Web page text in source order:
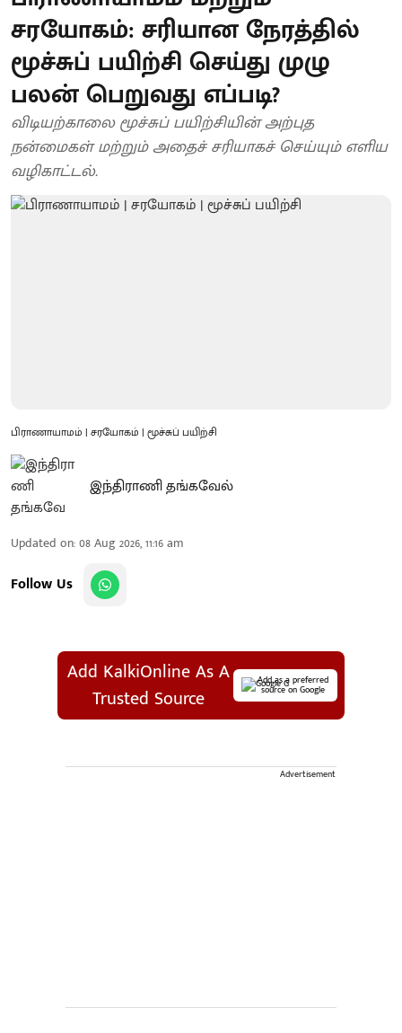
சரயோகம்: சரியான நேரத்தில்
மூச்சுப் பயிற்சி செய்து முழு
பலன் பெறுவது எப்படி?
விடியற்காலை மூச்சுப் பயிற்சியின் அற்புத
நன்மைகள் மற்றும் அதைச் சரியாகச் செய்யும் எளிய
வழிகாட்டல்.
பிராணாயாமம் | சரயோகம் | மூச்சுப் பயிற்சி
இந்திராணி தங்கவேல்
Updated on:08 Aug 2026, 11:16 am
Follow Us
Add KalkiOnline As A
Trusted Source
Add as a preferred
source on Google
Advertisement